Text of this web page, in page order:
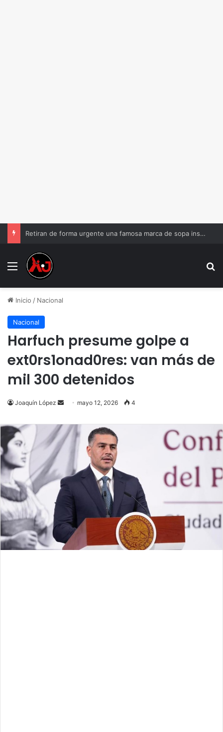
Retiran de forma urgente una famosa marca de sopa instantánea; podría causar reacciones mortales
Menu
Inicio / Nacional
Nacional
Harfuch presume golpe a
ext0rs1onad0res: van más de
mil 300 detenidos
Joaquín López
Send
email
mayo 12, 2026 4